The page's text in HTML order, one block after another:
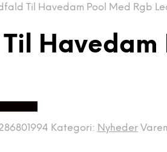
Til Havedam Pool Med Rgb
Havedam
kr..
Kategori: Nyheder